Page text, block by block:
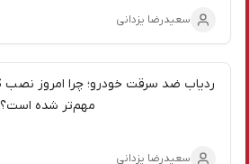
سعیدرضا یزدانی
مهم‌تر شده است؟
سعیدرضا یزدانی